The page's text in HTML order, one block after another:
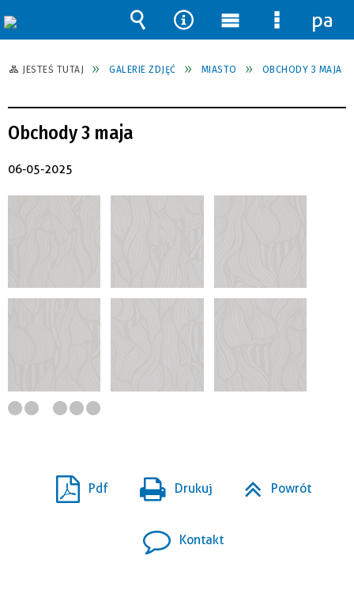
JESTEŚ TUTAJ GALERIE ZDJĘĆ MIASTO OBCHODY 3 MAJA
Obchody 3 maja
06-05-2025
Pdf Drukuj Powrót
Kontakt
Wyszukiwarka
Narzędzia
Menu
główne
Menu